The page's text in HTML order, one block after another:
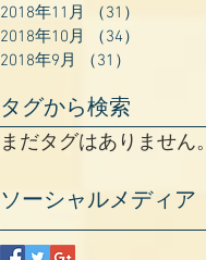
2018年11月
（31）
2018年10月
（34）
2018年9月
（31）
タグから検索
まだタグはありません。
ソーシャルメディア